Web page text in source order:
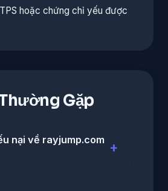
hoặc chứng chỉ yếu được
Gặp
nại về rayjump.com